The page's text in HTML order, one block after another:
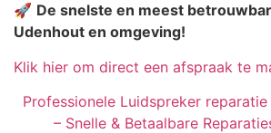
🚀 De snelste en meest
Udenhout en omgeving!
Klik hier om direct een afspraak te
Professionele Luidspreker
– Snelle & Betaalbare